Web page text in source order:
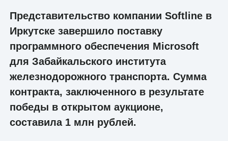
Представительство компании Softline в
Иркутске завершило поставку
программного обеспечения Microsoft
для Забайкальского института
железнодорожного транспорта. Сумма
контракта, заключенного в результате
победы в открытом аукционе,
составила 1 млн рублей.